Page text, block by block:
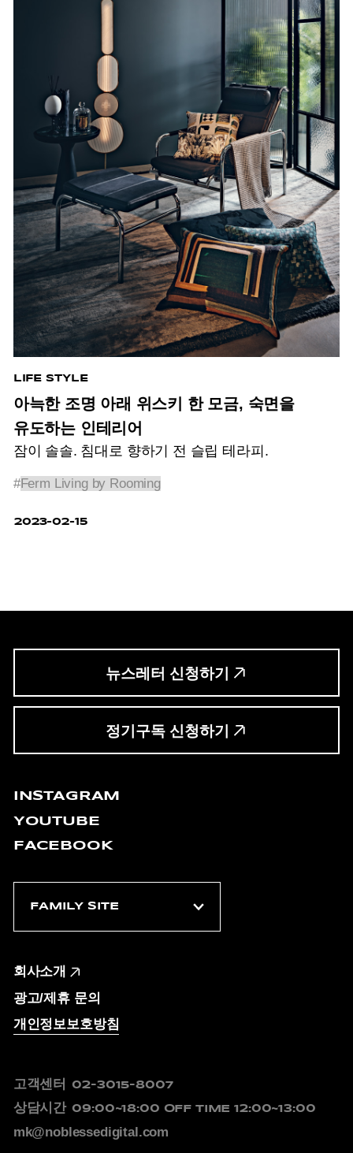
LIFE STYLE
아늑한 조명 아래 위스키 한 모금, 숙면을
유도하는 인테리어
잠이 솔솔. 침대로 향하기 전 슬립 테라피.
#Ferm Living by Rooming
2023-02-15
뉴스레터 신청하기
정기구독 신청하기
INSTAGRAM
YOUTUBE
FACEBOOK
회사소개
광고/제휴 문의
개인정보보호방침
고객센터 02-3015-8007
상담시간 09:00~18:00 OFF TIME 12:00~13:00
mk@noblessedigital.com